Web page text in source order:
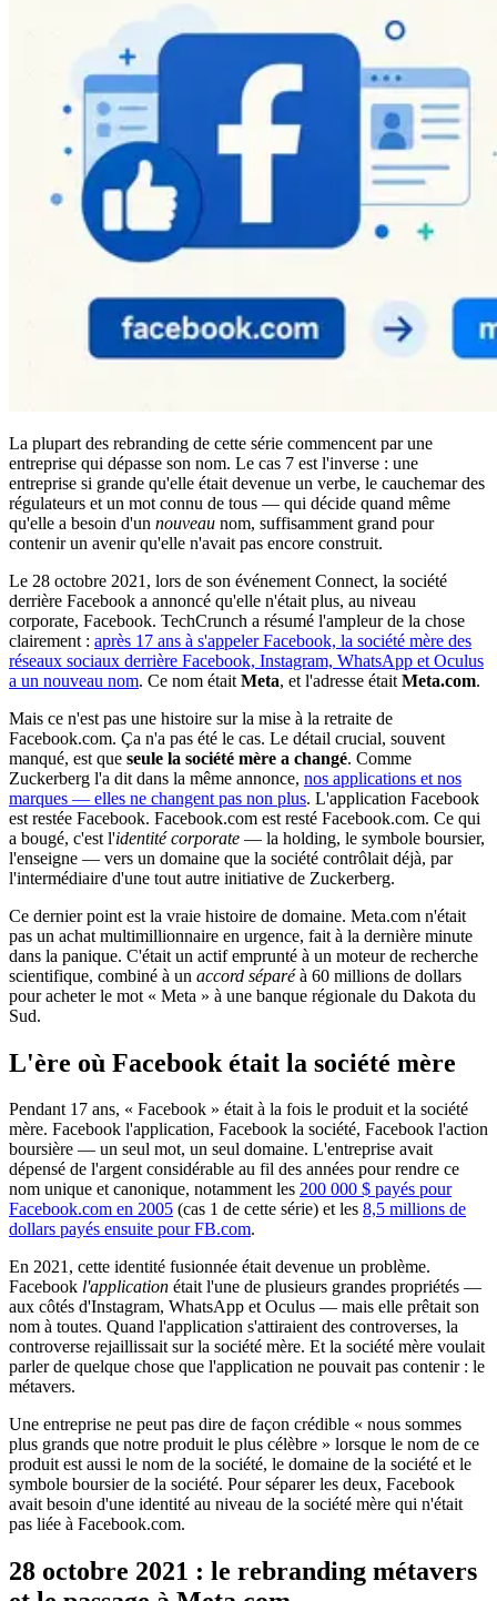
La plupart des rebranding de cette série commencent par une
entreprise qui dépasse son nom. Le cas 7 est l'inverse : une
entreprise si grande qu'elle était devenue un verbe, le cauchemar des
régulateurs et un mot connu de tous — qui décide quand même
qu'elle a besoin d'un nouveau nom, suffisamment grand pour
contenir un avenir qu'elle n'avait pas encore construit.
Le 28 octobre 2021, lors de son événement Connect, la société
derrière Facebook a annoncé qu'elle n'était plus, au niveau
corporate, Facebook. TechCrunch a résumé l'ampleur de la chose
clairement : après 17 ans à s'appeler Facebook, la société mère des
réseaux sociaux derrière Facebook, Instagram, WhatsApp et Oculus
a un nouveau nom. Ce nom était Meta, et l'adresse était Meta.com.
Mais ce n'est pas une histoire sur la mise à la retraite de
Facebook.com. Ça n'a pas été le cas. Le détail crucial, souvent
manqué, est que seule la société mère a changé. Comme
Zuckerberg l'a dit dans la même annonce, nos applications et nos
marques — elles ne changent pas non plus. L'application Facebook
est restée Facebook. Facebook.com est resté Facebook.com. Ce qui
a bougé, c'est l'identité corporate — la holding, le symbole boursier,
l'enseigne — vers un domaine que la société contrôlait déjà, par
l'intermédiaire d'une tout autre initiative de Zuckerberg.
Ce dernier point est la vraie histoire de domaine. Meta.com n'était
pas un achat multimillionnaire en urgence, fait à la dernière minute
dans la panique. C'était un actif emprunté à un moteur de recherche
scientifique, combiné à un accord séparéà 60 millions de dollars
pour acheter le mot « Meta » à une banque régionale du Dakota du
Sud.
L'ère où Facebook était la société mère
Pendant 17 ans, « Facebook » était à la fois le produit et la société
mère. Facebook l'application, Facebook la société, Facebook l'action
boursière — un seul mot, un seul domaine. L'entreprise avait
dépensé de l'argent considérable au fil des années pour rendre ce
nom unique et canonique, notamment les 200 000 $ payés pour
Facebook.com en 2005 (cas 1 de cette série) et les 8,5 millions de
dollars payés ensuite pour FB.com.
En 2021, cette identité fusionnée était devenue un problème.
Facebook l'application était l'une de plusieurs grandes propriétés —
aux côtés d'Instagram, WhatsApp et Oculus — mais elle prêtait son
nom à toutes. Quand l'application s'attiraient des controverses, la
controverse rejaillissait sur la société mère. Et la société mère voulait
parler de quelque chose que l'application ne pouvait pas contenir : le
métavers.
Une entreprise ne peut pas dire de façon crédible « nous sommes
plus grands que notre produit le plus célèbre » lorsque le nom de ce
produit est aussi le nom de la société, le domaine de la société et le
symbole boursier de la société. Pour séparer les deux, Facebook
avait besoin d'une identité au niveau de la société mère qui n'était
pas liée à Facebook.com.
28 octobre 2021 : le rebranding métavers